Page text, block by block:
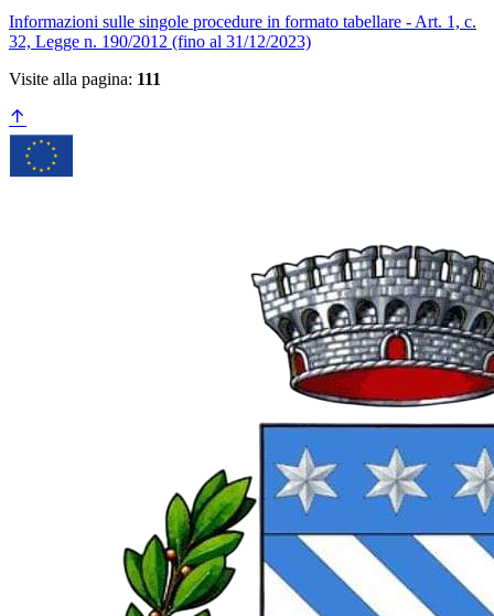
Informazioni sulle singole procedure in formato tabellare - Art. 1, c.
32, Legge n. 190/2012 (fino al 31/12/2023)
Visite alla pagina: 111